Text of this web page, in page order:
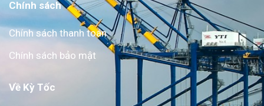
Chính sách
Chính sách thanh toán
Chính sách bảo mật
Về Kỳ Tốc